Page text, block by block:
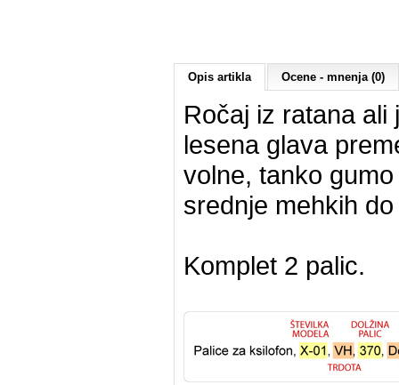
Opis artikla Ocene - mnenja (0)
Ročaj iz ratana ali
lesena glava
volne, tanko
srednje mehkih
Komplet 2 palic.